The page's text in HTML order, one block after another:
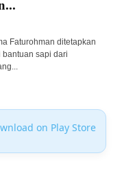
Faturohman ditetapkan
sapi dari